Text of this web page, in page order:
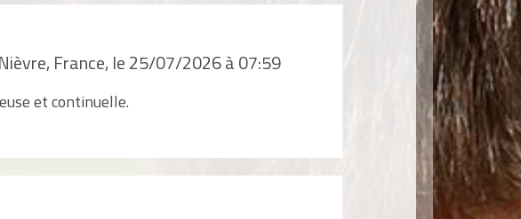
Nièvre, France, le 25/07/2026 à 07:59
et continuelle.